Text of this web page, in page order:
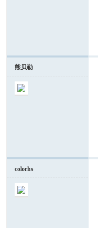
熊贝勒
colorhs